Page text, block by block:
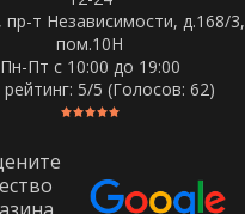
пр-т Независимости, д.168/3,
пом.10Н
Пн-Пт c 10:00 до 19:00
5/5 (Голосов: 62)